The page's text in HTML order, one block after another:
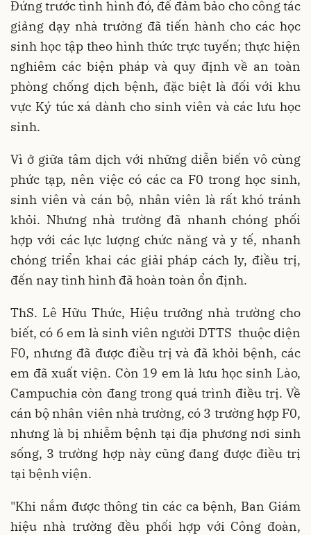
Đứng trước tình hình đó, để đảm bảo cho công tác
giảng dạy nhà trường đã tiến hành cho các học
sinh học tập theo hình thức trực tuyến; thực hiện
nghiêm các biện pháp và quy định về an toàn
phòng chống dịch bệnh, đặc biệt là đối với khu
vực Ký túc xá dành cho sinh viên và các lưu học
sinh.
Vì ở giữa tâm dịch với những diễn biến vô cùng
phức tạp, nên việc có các ca F0 trong học sinh,
sinh viên và cán bộ, nhân viên là rất khó tránh
khỏi. Nhưng nhà trường đã nhanh chóng phối
hợp với các lực lượng chức năng và y tế, nhanh
chóng triển khai các giải pháp cách ly, điều trị,
đến nay tình hình đã hoàn toàn ổn định.
ThS. Lê Hữu Thức, Hiệu trưởng nhà trường cho
biết, có 6 em là sinh viên người DTTS thuộc diện
F0, nhưng đã được điều trị và đã khỏi bệnh, các
em đã xuất viện. Còn 19 em là lưu học sinh Lào,
Campuchia còn đang trong quá trình điều trị. Về
cán bộ nhân viên nhà trường, có 3 trường hợp F0,
nhưng là bị nhiễm bệnh tại địa phương nơi sinh
sống, 3 trường hợp này cũng đang được điều trị
tại bệnh viện.
"Khi nắm được thông tin các ca bệnh, Ban Giám
hiệu nhà trường đều phối hợp với Công đoàn,